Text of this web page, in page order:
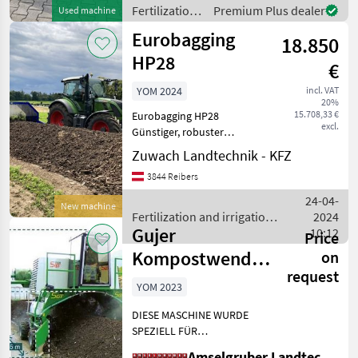
Used machine
300 m³/h. Nimbl
Fertilization
and
irrigation
equipment /
Gujer
Premium Plus dealer
New machine
Eurobagging
HP28
18.850
€
incl. VAT
20%
15.708,33 €
excl.
YOM 2024
Eurobagging HP28
Günstiger, robuster
Kompostwender für den
Dreipunktanbau! Hydr.
Seitenschilder um 600, -
Kompostwender HP ist
ebenso im Gege
Zuwach Landtechnik - KFZ
3844 Reibers
Fertilization and irrigation
equipment / Eurobagging
24-04-
2024
10:12
Gujer
Kompostwender
SGF 3200 TOP
Price
on
request
YOM 2023
DIESE MASCHINE WURDE
SPEZIELL FÜR